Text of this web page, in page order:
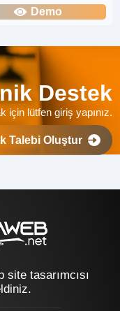
Demo
Destek
için lütfen giriş yapınız.
Talebi Oluştur
tasarımcısı